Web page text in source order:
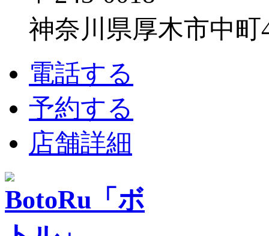
神奈川県厚木市中町
電話する
予約する
店舗詳細